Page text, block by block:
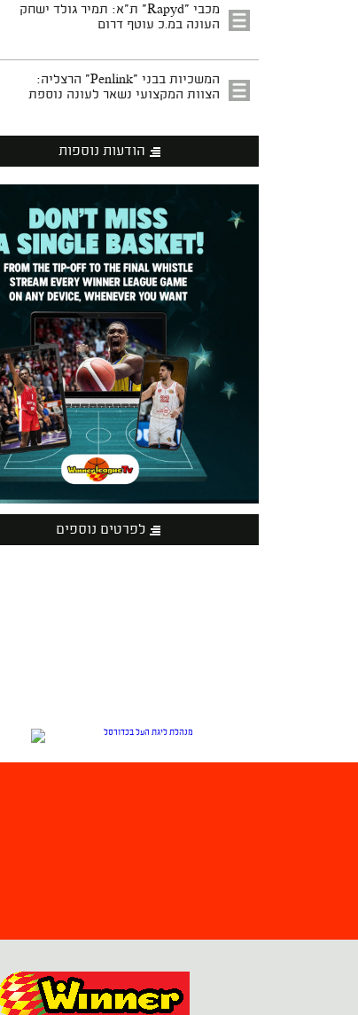
מכבי "Rapyd" ת"א: תמיר גולד ישחק
העונה במ.כ עוטף דרום
המשכיות בבני "Penlink" הרצליה:
הצוות המקצועי נשאר לעונה נוספת
הודעות נוספות
לפרטים נוספים